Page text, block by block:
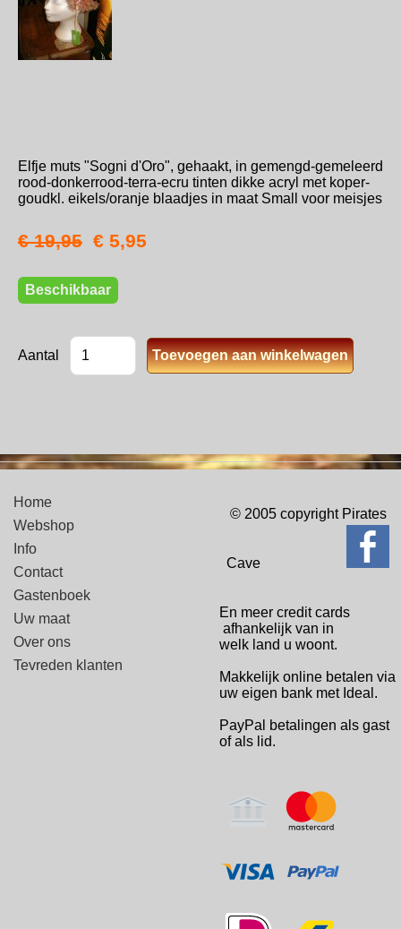
Elfje muts "Sogni d'Oro", gehaakt, in gemengd-gemeleerd
rood-donkerrood-terra-ecru tinten dikke acryl met koper-
goudkl. eikels/oranje blaadjes in maat Small voor meisjes
€ 19,95 € 5,95
Beschikbaar
Aantal
Home
Webshop
Info
Contact
Gastenboek
Uw maat
Over ons
Tevreden klanten
© 2005 copyright Pirates
Cave
En meer credit cards
afhankelijk van in
welk land u woont.
Makkelijk online betalen via
uw eigen bank met Ideal.
PayPal betalingen als gast
of als lid.